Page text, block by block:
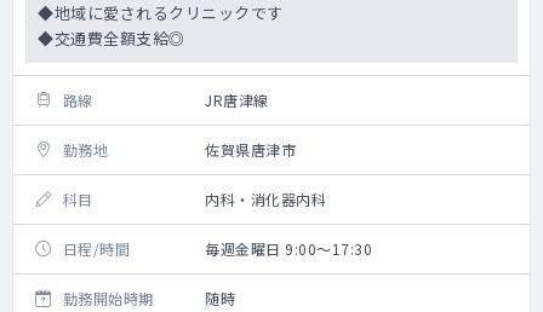
◆地域に愛されるクリニックです
◆交通費全額支給◎
路線 JR唐津線
勤務地 佐賀県唐津市
科目 内科・消化器内科
日程/時間 毎週金曜日 9:00～17:30
勤務開始時期 随時